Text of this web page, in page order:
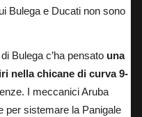
Bulega e Ducati non sono
Bulega c’ha pensato una
nella chicane di curva 9-
I meccanici Aruba
per sistemare la Panigale